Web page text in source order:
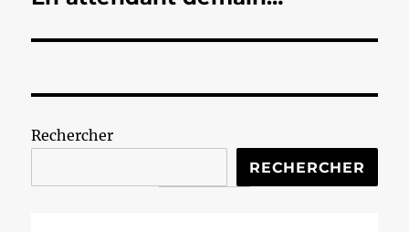
Rechercher
RECHERCHER